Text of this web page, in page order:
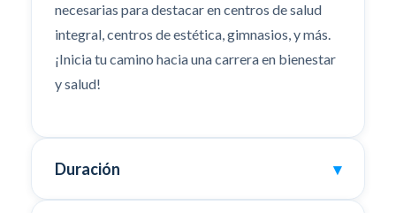
necesarias para destacar en centros de salud
integral, centros de estética, gimnasios, y más.
¡Inicia tu camino hacia una carrera en bienestar
y salud!
Duración ▾